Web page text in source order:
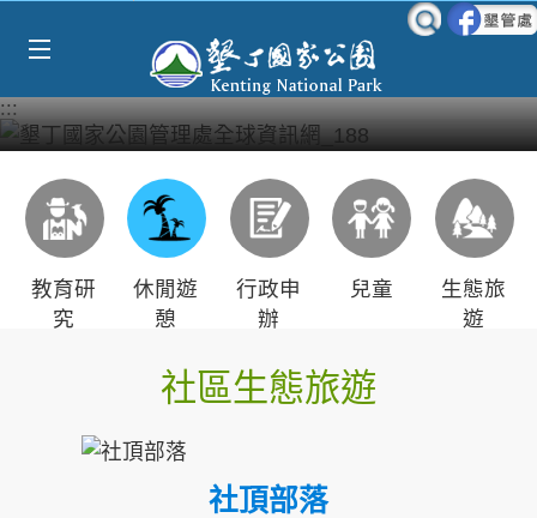
:::
教育研
究
休閒遊
憩
行政申
辦
兒童
生態旅
遊
社區生態旅遊
社頂部落